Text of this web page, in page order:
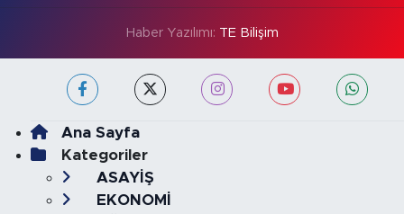
Haber Yazılımı: TE Bilişim
Ana Sayfa
Kategoriler
ASAYİŞ
EKONOMİ